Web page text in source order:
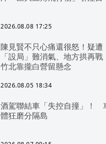
2026.08.08 17:25
陳見賢不只心痛還很怒！疑遭
「設局」難消氣、地方拱再戰
竹北靠攏白營留懸念
2026.08.05 18:34
酒駕聯結車「失控自撞」！
體狂磨分隔島